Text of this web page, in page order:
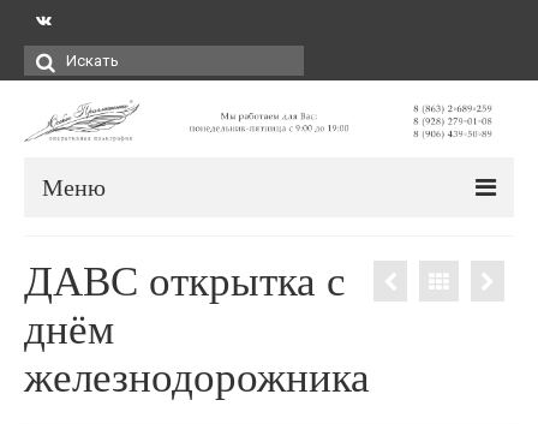
Искать:
Меню
ДАВС открытка с
днём
железнодорожника